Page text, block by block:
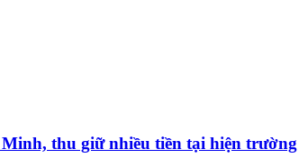
thu giữ nhiều tiền tại hiện trường